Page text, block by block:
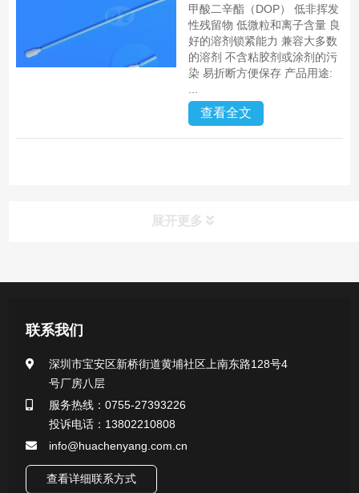
甲酸二辛酯（DOP） 低非挥发
性残留物 低微粒和离子含量 良
好的溶剂锁紧能力 兼容大多数
的溶剂 不含粘胶剂或涂剂的污
染 易折断方便保存 产品用途:
查看全文
展开更多
产品中心
医用无菌采样拭子系列
一次性使用采样器系列
微生物样本保存液（通用运输传媒介质）系列
核酸（DNA&RNA）样本采集与保存套装系列
唾液样本采集装置系列
联系我们
深圳市宝安区新桥街道黄埔社区上南东路128号4
号厂房八层
服务热线：0755-27393226
投诉电话：13802210808
info@huachenyang.com.cn
查看详细联系方式